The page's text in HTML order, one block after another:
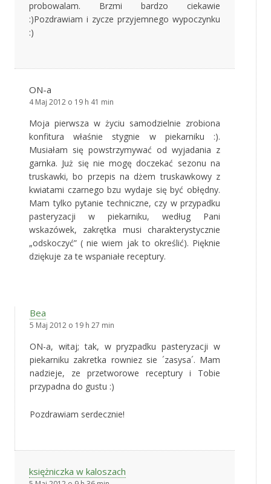
probowalam. Brzmi bardzo ciekawie
:)Pozdrawiam i zycze przyjemnego wypoczynku
:)
ON-a
4 Maj 2012 o 19 h 41 min
Moja pierwsza w życiu samodzielnie zrobiona
konfitura właśnie stygnie w piekarniku :).
Musiałam się powstrzymywać od wyjadania z
garnka. Już się nie mogę doczekać sezonu na
truskawki, bo przepis na dżem truskawkowy z
kwiatami czarnego bzu wydaje się być obłędny.
Mam tylko pytanie techniczne, czy w przypadku
pasteryzacji w piekarniku, według Pani
wskazówek, zakrętka musi charakterystycznie
„odskoczyć” ( nie wiem jak to określić). Pięknie
dziękuje za te wspaniałe receptury.
Bea
5 Maj 2012 o 19 h 27 min
ON-a, witaj; tak, w pryzpadku pasteryzacji w
piekarniku zakretka rowniez sie ´zasysa´. Mam
nadzieje, ze przetworowe receptury i Tobie
przypadna do gustu :)
Pozdrawiam serdecznie!
księżniczka w kaloszach